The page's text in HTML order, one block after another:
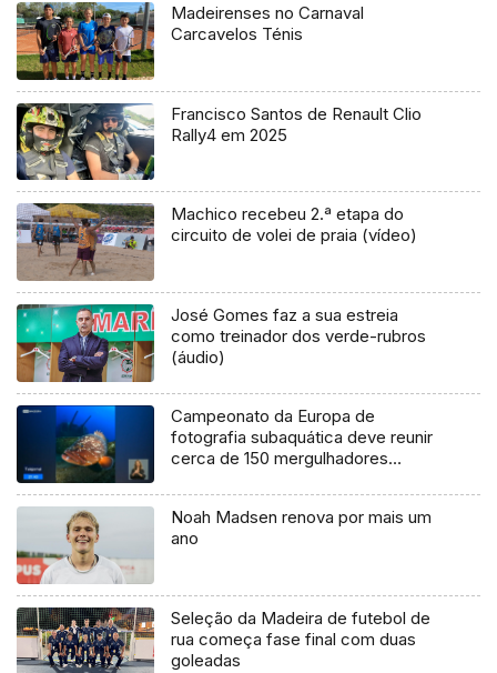
Madeirenses no Carnaval
Carcavelos Ténis
Francisco Santos de Renault Clio
Rally4 em 2025
Machico recebeu 2.ª etapa do
circuito de volei de praia (vídeo)
José Gomes faz a sua estreia
como treinador dos verde-rubros
(áudio)
Campeonato da Europa de
fotografia subaquática deve reunir
cerca de 150 mergulhadores
Noah Madsen renova por mais um
ano
Seleção da Madeira de futebol de
rua começa fase final com duas
goleadas